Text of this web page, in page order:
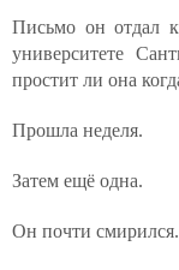
Письмо он отдал
университете
простит ли она
Прошла неделя.
Затем ещё одна.
Он почти смирился.